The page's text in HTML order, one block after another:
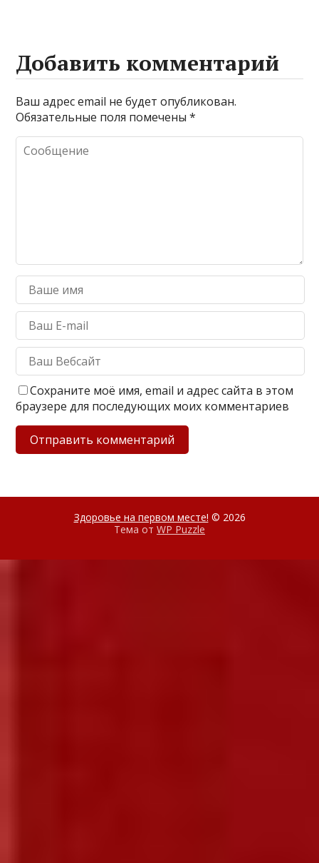
Добавить комментарий
Ваш адрес email не будет опубликован.
Обязательные поля помечены*
Сохраните моё имя, email и адрес сайта в этом
браузере для последующих моих комментариев
Здоровье на первом месте! © 2026
Тема от WP Puzzle